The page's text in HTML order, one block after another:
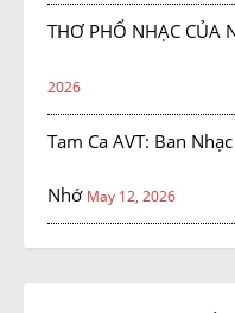
THƠ PHỔ NHẠC CỦA
2026
Tam Ca AVT: Ban
Nhớ May 12, 2026